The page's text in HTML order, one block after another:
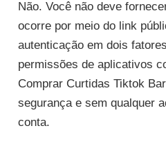
Não. Você não deve
ocorre por meio do link
autenticação em dois
permissões de aplicativos
Comprar Curtidas Tiktok
segurança e sem qualquer
conta.